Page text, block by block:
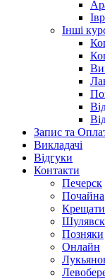
Інші
Запис та
Викладачі
Відгуки
Контакти
Печерск
Почайна
Позняки
Онлайн